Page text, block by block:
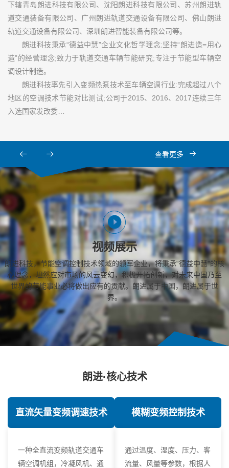
下辖青岛朗进科技有限公司、沈阳朗进科技有限公司、苏州朗进轨
道交通装备有限公司、广州朗进轨道交通设备有限公司、佛山朗进
轨道交通设备有限公司、深圳朗进智能装备有限公司等。
朗进科技秉承“德益中慧”企业文化哲学理念;坚持“朗进造=用心
造”的经营理念;致力于轨道交通车辆节能研究;专注于节能型车辆空
调设计制造。
朗进科技率先引入变频热泵技术至车辆空调行业:完成超过八个
地区的空调技术节能对比测试;公司于2015、2016、2017连续三年
入选国家发改委…
查看更多
视频展示
朗进科技，节能空调控制技术领域的领军企业，将秉承“德益中慧”的核
心理念，坦然应对市场的风云变幻，积极开拓创新，对未来中国乃至
世界的节能事业必将做出应有的贡献。朗进属于中国，朗进属于世
界。
朗进·核心技术
直流矢量变频调速技术
一种全直流变频轨道交通车
辆空调机组，冷凝风机、通
模糊变频控制技术
通过温度、湿度、压力、客
流量、风量等参数，根据人